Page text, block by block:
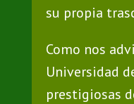
su propia
Como nos
Universidad
prestigiosas